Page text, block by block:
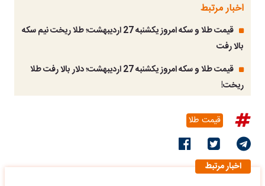
اخبار مرتبط
قیمت طلا و سکه امروز یکشنبه 27 اردیبهشت؛ طلا ریخت نیم سکه
بالا رفت
قیمت طلا و سکه امروز یکشنبه 27 اردیبهشت؛ دلار بالا رفت طلا
ریخت!
قیمت طلا
اخبار مرتبط